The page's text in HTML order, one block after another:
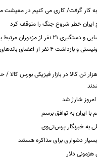
را به کار گرفت/ کاری می کنیم در
ایران خطر شروع جنگ را متوقف کرد
وزارت اطلاعات: شناسایی و دستگیری ۲۱
تروریستی رژیم صهیونیستی و
معامله بیش از ۴۱۳ هزار تن کالا در بازار فیزیکی
امروز شارژ شد
ایران به توافق برسم
به خبرنگار پرس‌تی‌وی
دشواری برای مذاکره هستند
هژمونی دلار